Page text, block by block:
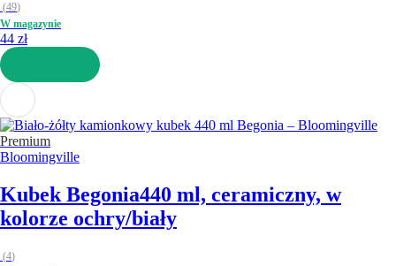
(49)
W magazynie
44 zł
DO KOSZYKA
Premium
Bloomingville
Kubek Begonia440 ml, ceramiczny, w
kolorze ochry/biały
(4)